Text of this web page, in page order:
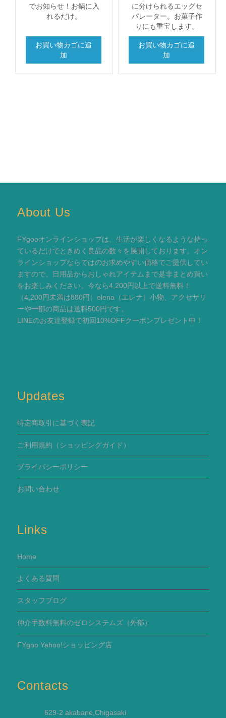
でお知らせ！お鍋に入
れるだけ。
お買い物カゴに追
加
に分けられるエッグセ
パレーター。お菓子作
りにも重宝します。
お買い物カゴに追
加
About Us
FYgooオンラインショップは、生活が楽しくなるような持っ
ているだけでときめく良品の数々を展開しております。オン
ラインショップならではのお求めやすい価格でご提供してい
ますので、日用品からおしゃれアイテムまで是非まとめ買い
をお楽しみください。今なら4,200円以上で送料無料！
（4,200円未満は880円）elena（エレナ）小物、アクセサリ
ーや一部の商品は送料500円です。
LINEのお友達登録で初回10%OFFクーポンプレゼント中！
Updates
特定商取引に基づく表記
ご利用規約 （ショッピングガイド）
プライバシーポリシー
お問い合わせ
Links
Home
よくある質問
スタッフブログ
仲介手数料無料のゼロシステムズ（外部）
FYgoo Yahoo!ショッピング店
Contacts
629-2 akabane,Chigasaki